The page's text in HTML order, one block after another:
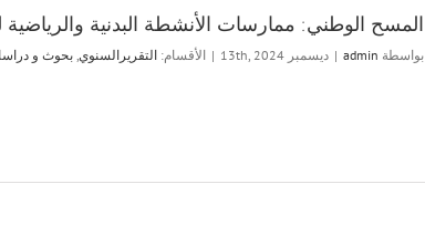
المسح الوطني: ممارسات الأنشطة البدنية والرياضية
بواسطة admin
| ديسمبر 13th, 2024 | الأقسام: التقريرالسنوي, بحوث و